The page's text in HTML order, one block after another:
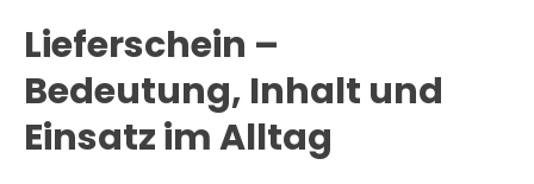
Lieferschein –
Bedeutung, Inhalt und
Einsatz im Alltag